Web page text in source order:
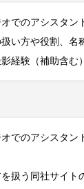
オでのアシスタン
扱い方や役割、名
経験（補助含む）
オでのアシスタン
を扱う同社サイト